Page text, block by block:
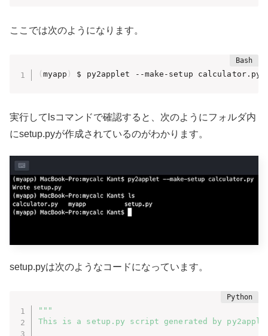
ここでは次のようになります。
( myapp ) $ py2applet --make-setup calculator.py
実行してlsコマンドで確認すると、次のようにフォルダ内
にsetup.pyが作成されているのがわかります。
setup.pyは次のようなコードになっています。
"""
This is a setup.py script generated by